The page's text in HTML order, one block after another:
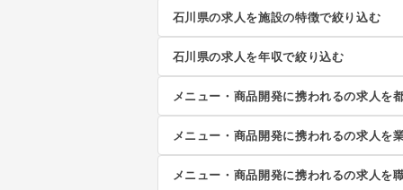
石川県の求人を施設の特徴で絞り込む
石川県の求人を年収で絞り込む
メニュー・商品開発に携われるの求人を
メニュー・商品開発に携われるの求人を
メニュー・商品開発に携われるの求人を